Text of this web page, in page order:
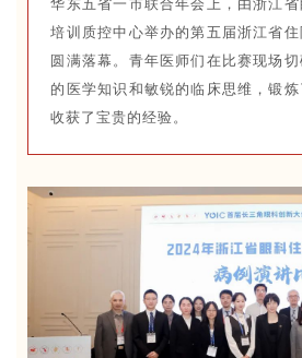
华东五省一市联合年会上，由浙江
培训质控中心举办的第五届浙江省
圆满落幕。青年医师们在比赛现场
的医学知识和敏锐的临床思维，锻炼
收获了宝贵的经验。